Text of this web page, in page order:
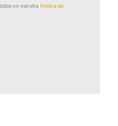
en nuestra Política de